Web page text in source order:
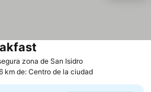
zona de San Isidro
km de: Centro de la ciudad